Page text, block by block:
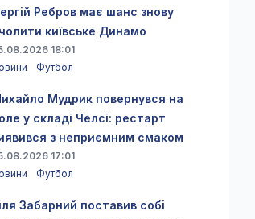
Ребров має шанс знову
київське Динамо
18:01
Футбол
Мудрик повернувся на
у складі Челсі: рестарт
з неприємним смаком
17:01
Футбол
Забарний поставив собі